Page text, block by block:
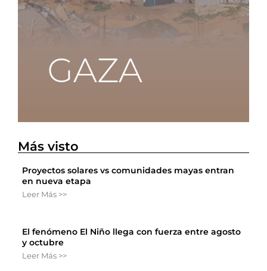
Más visto
Proyectos solares vs comunidades mayas entran
en nueva etapa
Leer Más >>
El fenómeno El Niño llega con fuerza entre agosto
y octubre
Leer Más >>